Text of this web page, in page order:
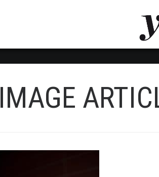
IMAGE